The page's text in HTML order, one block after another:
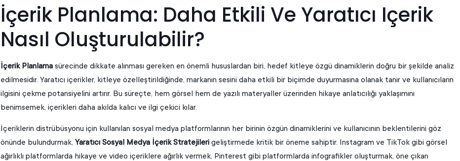
İçerik Planlama: Daha Etkili Ve Yaratıcı Içerik
Nasıl Oluşturulabilir?
İçerik Planlama sürecinde dikkate alınması gereken en önemli hususlardan biri, hedef kitleye özgü dinamiklerin doğru bir şekilde analiz
edilmesidir. Yaratıcı içerikler, kitleye özelleştirildiğinde, markanın sesini daha etkili bir biçimde duyurmasına olanak tanır ve kullanıcıların
ilgisini çekme potansiyelini artırır. Bu süreçte, hem görsel hem de yazılı materyaller üzerinden hikaye anlatıcılığı yaklaşımını
benimsemek, içerikleri daha akılda kalıcı ve ilgi çekici kılar.
İçeriklerin distrübüsyonu için kullanılan sosyal medya platformlarının her birinin özgün dinamiklerini ve kullanıcının beklentilerini göz
önünde bulundurmak,Yaratıcı Sosyal Medya İçerik Stratejileri geliştirmede kritik bir öneme sahiptir. Instagram ve TikTok gibi görsel
ağırlıklı platformlarda hikaye ve video içeriklere ağırlık vermek, Pinterest gibi platformlarda infografikler oluşturmak, öne çıkan